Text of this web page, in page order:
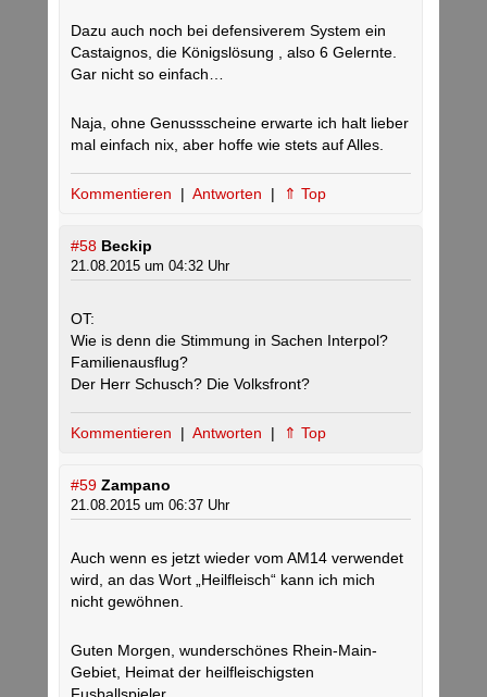
Dazu auch noch bei defensiverem System ein
Castaignos, die Königslösung , also 6 Gelernte.
Gar nicht so einfach…
Naja, ohne Genussscheine erwarte ich halt lieber
mal einfach nix, aber hoffe wie stets auf Alles.
Kommentieren | Antworten | ⇑ Top
#58 Beckip
21.08.2015 um 04:32 Uhr
OT:
Wie is denn die Stimmung in Sachen Interpol?
Familienausflug?
Der Herr Schusch? Die Volksfront?
Kommentieren | Antworten | ⇑ Top
#59 Zampano
21.08.2015 um 06:37 Uhr
Auch wenn es jetzt wieder vom AM14 verwendet
wird, an das Wort „Heilfleisch“ kann ich mich
nicht gewöhnen.
Guten Morgen, wunderschönes Rhein-Main-
Gebiet, Heimat der heilfleischigsten